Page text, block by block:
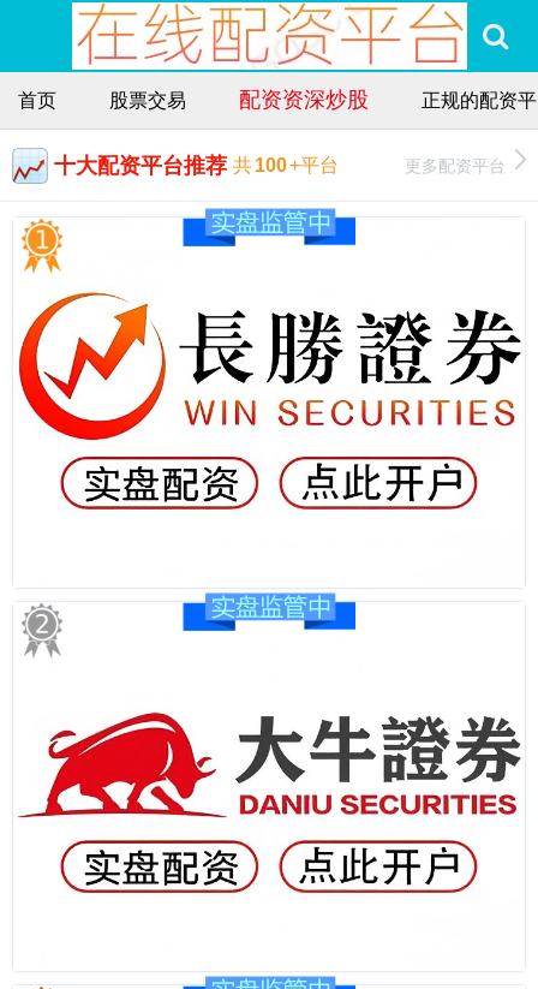
首页 股票交易 配资资深炒股 正规的配资
十大配资平台推荐 共100+平台 更多配资平台